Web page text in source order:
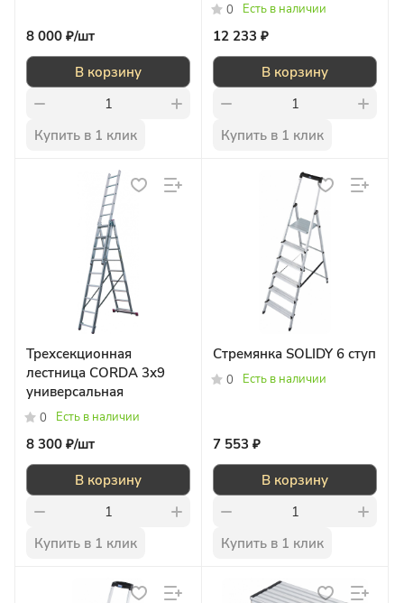
8 000 ₽/шт
В корзину
Купить в 1 клик
0 Есть в наличии
12 233 ₽
В корзину
Купить в 1 клик
Трехсекционная
лестница CORDA 3х9
универсальная
0 Есть в наличии
8 300 ₽/шт
В корзину
Купить в 1 клик
Стремянка SOLIDY 6 ступ
0 Есть в наличии
7 553 ₽
В корзину
Купить в 1 клик